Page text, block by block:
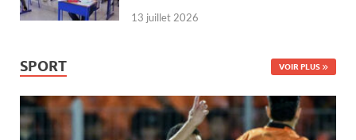
13 juillet 2026
SPORT VOIR PLUS